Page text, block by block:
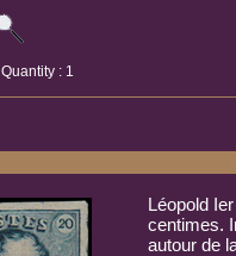
Quantity : 1
Léopold
centimes.
autour de